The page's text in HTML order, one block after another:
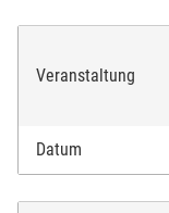
Veranstaltung
Datum